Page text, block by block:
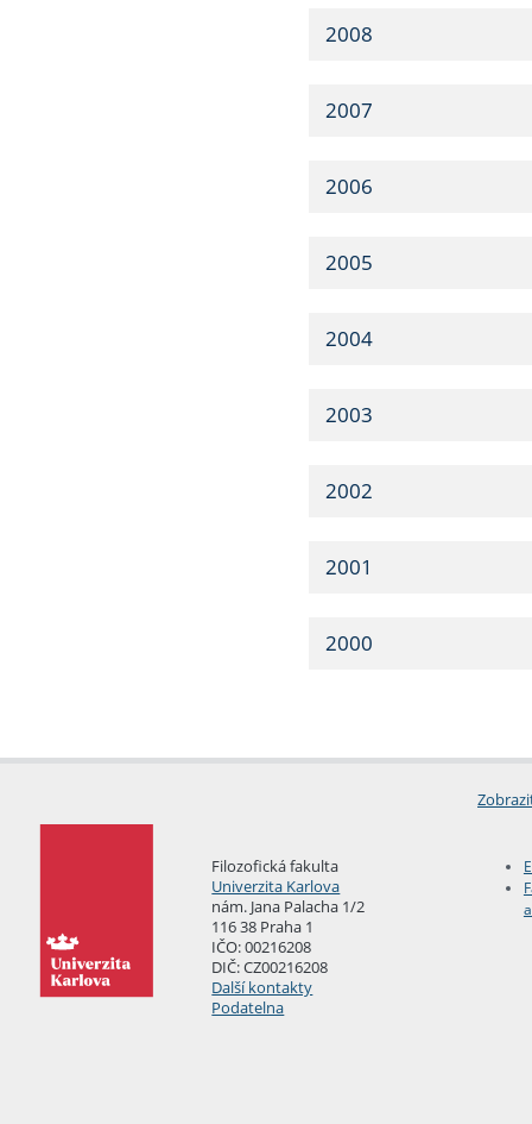
2008
2007
2006
2005
2004
2003
2002
2001
2000
Filozofická fakulta
Univerzita Karlova
nám. Jana Palacha 1/2
116 38 Praha 1
IČO: 00216208
DIČ: CZ00216208
Další kontakty
Podatelna